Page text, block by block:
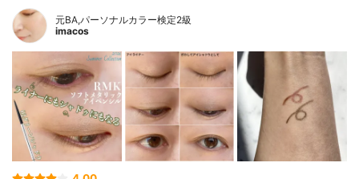
元BA,パーソナルカラー検定2級
imacos